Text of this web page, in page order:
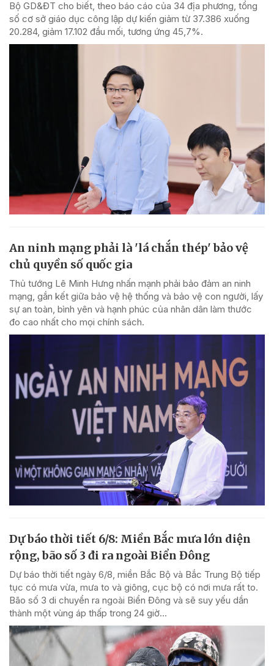
Bộ GD&ĐT cho biết, theo báo cáo của 34 địa phương, tổng
số cơ sở giáo dục công lập dự kiến giảm từ 37.386 xuống
20.284, giảm 17.102 đầu mối, tương ứng 45,7%.
An ninh mạng phải là 'lá chắn thép' bảo vệ
chủ quyền số quốc gia
Thủ tướng Lê Minh Hưng nhấn mạnh phải bảo đảm an ninh
mạng, gắn kết giữa bảo vệ hệ thống và bảo vệ con người, lấy
sự an toàn, bình yên và hạnh phúc của nhân dân làm thước
đo cao nhất cho mọi chính sách.
Dự báo thời tiết 6/8: Miền Bắc mưa lớn diện
rộng, bão số 3 đi ra ngoài Biển Đông
Dự báo thời tiết ngày 6/8, miền Bắc Bộ và Bắc Trung Bộ tiếp
tục có mưa vừa, mưa to và giông, cục bộ có nơi mưa rất to.
Bão số 3 di chuyển ra ngoài Biển Đông và sẽ suy yếu dần
thành một vùng áp thấp trong 24 giờ...